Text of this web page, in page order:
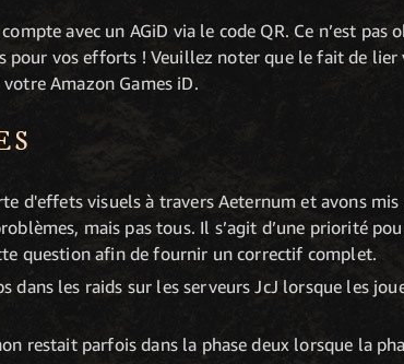
avec un AGiD via le code QR. Ce n’est pas
pour vos efforts ! Veuillez noter que le fait de
Amazon Games iD.
d'effets visuels à travers Aeternum et avons
mais pas tous. Il s’agit d’une priorité
question afin de fournir un correctif complet.
dans les raids sur les serveurs JcJ lorsque les
restait parfois dans la phase deux lorsque la